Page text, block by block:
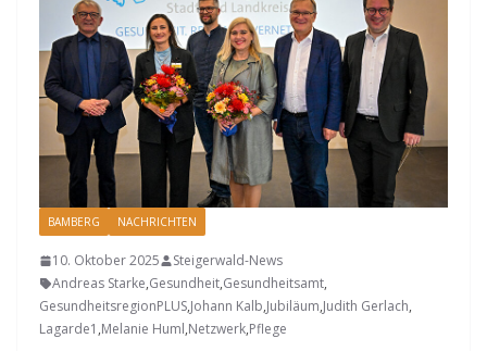
BAMBERG NACHRICHTEN
10. Oktober 2025
Steigerwald-News
Andreas Starke,Gesundheit,Gesundheitsamt,
GesundheitsregionPLUS,Johann Kalb,Jubiläum,Judith Gerlach,
Lagarde1 ,Melanie Huml,Netzwerk,Pflege